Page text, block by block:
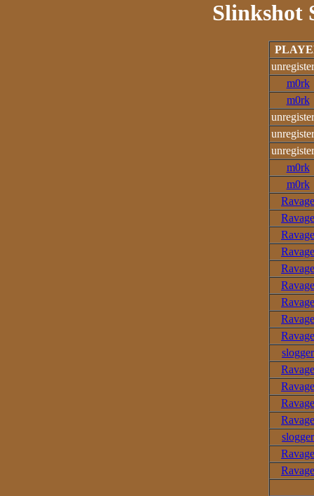
Slinkshot
m0rk
m0rk
m0rk
m0rk
Ravage
Ravage
Ravage
Ravage
Ravage
Ravage
Ravage
Ravage
Ravage
slogger
Ravage
Ravage
Ravage
Ravage
slogger
Ravage
Ravage